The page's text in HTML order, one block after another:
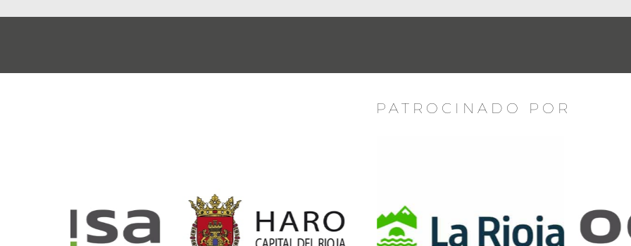
PATROCINADO POR